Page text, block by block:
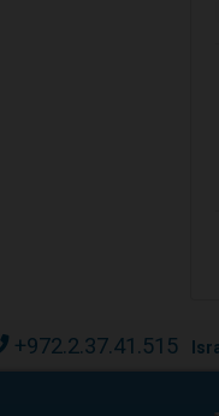
+972.2.37.41.515